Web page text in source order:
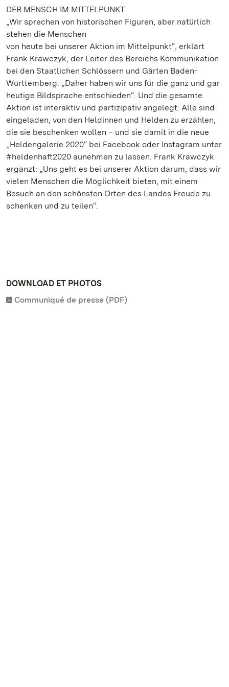
DER MENSCH IM MITTELPUNKT
„Wir sprechen von historischen Figuren, aber natürlich
stehen die Menschen
von heute bei unserer Aktion im Mittelpunkt“, erklärt
Frank Krawczyk, der Leiter des Bereichs Kommunikation
bei den Staatlichen Schlössern und Gärten Baden-
Württemberg. „Daher haben wir uns für die ganz und gar
heutige Bildsprache entschieden“. Und die gesamte
Aktion ist interaktiv und partizipativ angelegt: Alle sind
eingeladen, von den Heldinnen und Helden zu erzählen,
die sie beschenken wollen – und sie damit in die neue
„Heldengalerie 2020“ bei Facebook oder Instagram unter
#heldenhaft2020 aunehmen zu lassen. Frank Krawczyk
ergänzt: „Uns geht es bei unserer Aktion darum, dass wir
vielen Menschen die Möglichkeit bieten, mit einem
Besuch an den schönsten Orten des Landes Freude zu
schenken und zu teilen“.
DOWNLOAD ET PHOTOS
Communiqué de presse (PDF)